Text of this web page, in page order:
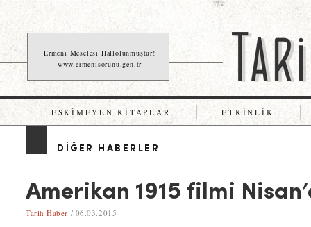
Ermeni Meselesi Hallolunmuştur!
www.ermenisorunu.gen.tr
ESKIMEYEN KITAPLAR ETKINLIK
DIĞER HABERLER
Amerikan 1915 filmi
Tarih Haber / 06.03.2015